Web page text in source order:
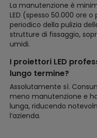
La manutenzione è
LED (spesso 50.000 ore
periodico della pulizia
strutture di fissaggio,
umidi.
I proiettori LED
lungo termine?
Assolutamente sì.
meno manutenzione e
lunga, riducendo
l’azienda.